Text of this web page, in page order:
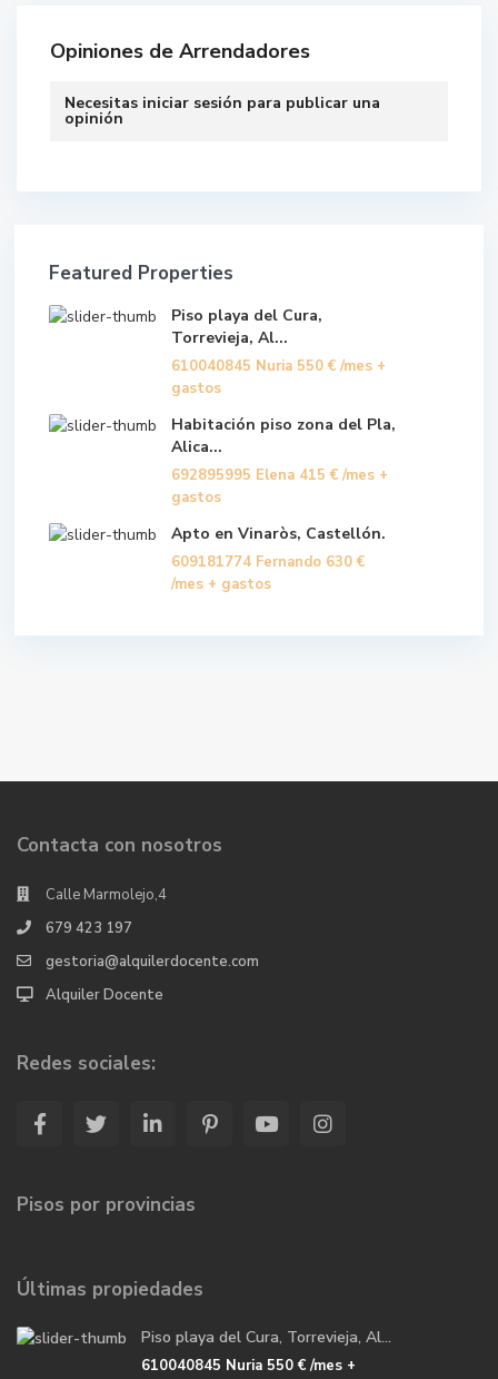
Opiniones de Arrendadores
Necesitas iniciar sesión para publicar una
opinión
Featured Properties
Piso playa del Cura,
Torrevieja, Al...
610040845 Nuria 550 € /mes +
gastos
Habitación piso zona del Pla,
Alica...
692895995 Elena 415 € /mes +
gastos
Apto en Vinaròs, Castellón.
609181774 Fernando 630 €
/mes + gastos
Contacta con nosotros
Calle Marmolejo,4
679 423 197
gestoria@alquilerdocente.com
Alquiler Docente
Redes sociales:
Pisos por provincias
Últimas propiedades
Piso playa del Cura, Torrevieja, Al...
610040845 Nuria 550 €/mes +